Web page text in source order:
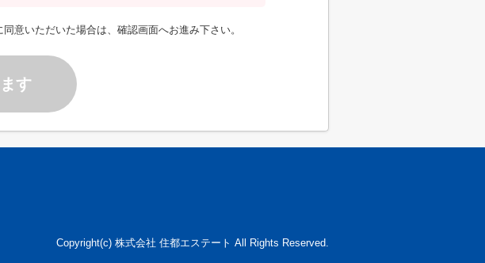
意いただいた場合は、確認画面へお進み下さい。
す
Copyright(c) 株式会社 住都エステート All Rights Reserved.